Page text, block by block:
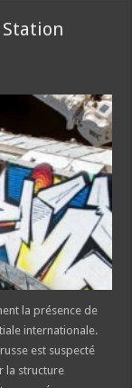
la présence de
internationale.
est suspecté
la structure